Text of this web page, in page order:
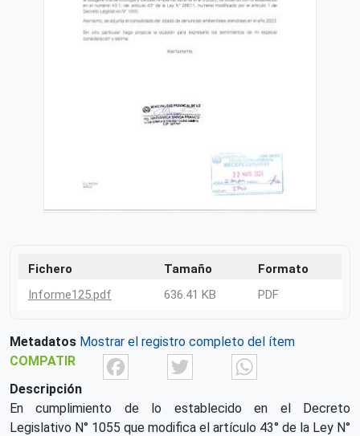
Fichero Tamaño
Formato
Informe125.pdf
636.41 KB PDF
Metadatos Mostrar el registro completo del ítem
COMPATIR
FacebookTwitter
Descripción
En cumplimiento de lo establecido en el Decreto
Legislativo N° 1055 que modifica el artículo 43° de la Ley N°